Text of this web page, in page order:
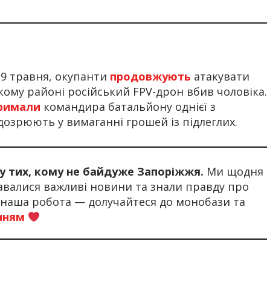
травня, окупанти продовжують атакувати
районі російський FPV-дрон вбив чоловіка.
командира батальйону однієї з
у вимаганні грошей із підлеглих.
тих, кому не байдуже Запоріжжя. Ми щодня
важливі новини та знали правду про
наша робота — долучайтеся до монобази та